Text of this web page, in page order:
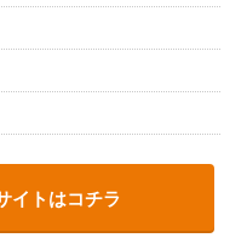
イトはコチラ